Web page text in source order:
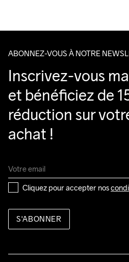
ABONNEZ-VOUS À NOTRE
Inscrivez-vous
et bénéficiez de
réduction sur
achat !
Cliquez pour accepter nos
S'ABONNER